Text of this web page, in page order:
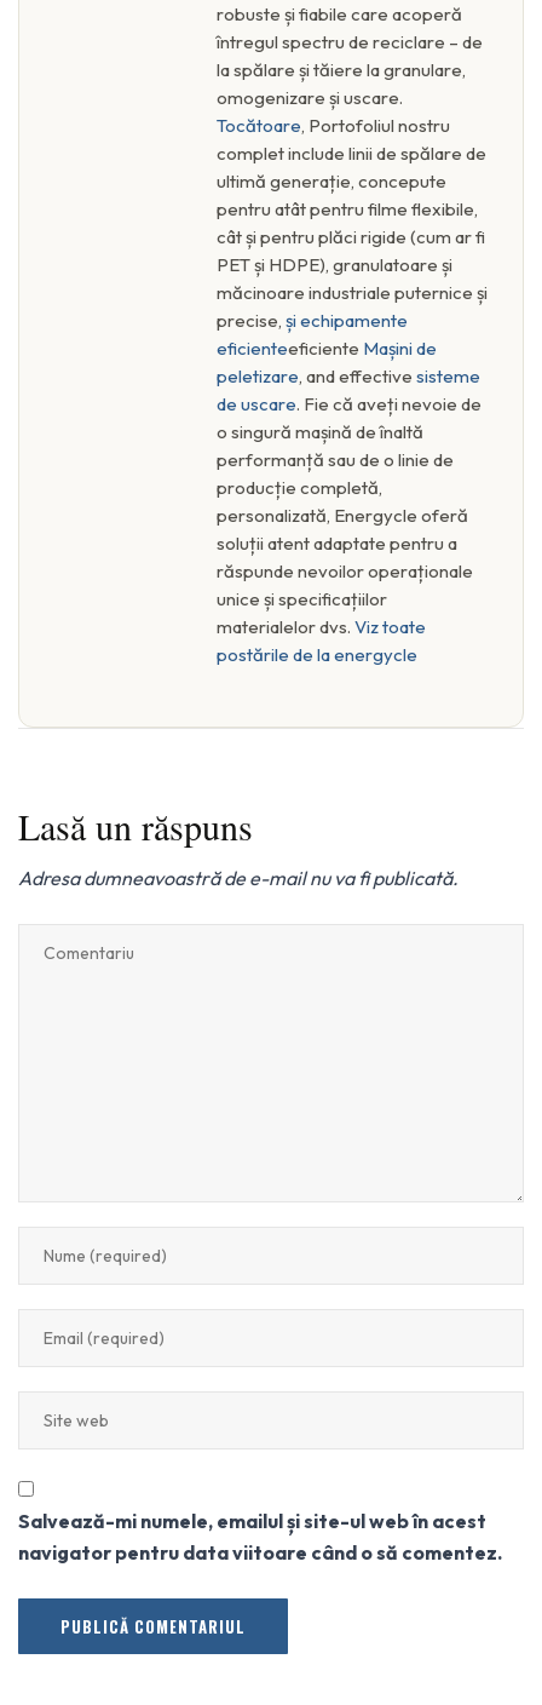
robuste și fiabile care acoperă
întregul spectru de reciclare – de
la spălare și tăiere la granulare,
omogenizare și uscare.
Tocătoare, Portofoliul nostru
complet include linii de spălare de
ultimă generație, concepute
pentru atât pentru filme flexibile,
cât și pentru plăci rigide (cum ar fi
PET și HDPE), granulatoare și
măcinoare industriale puternice și
precise, și echipamente
eficienteeficiente Mașini de
peletizare, and effective sisteme
de uscare. Fie că aveți nevoie de
o singură mașină de înaltă
performanță sau de o linie de
producție completă,
personalizată, Energycle oferă
soluții atent adaptate pentru a
răspunde nevoilor operaționale
unice și specificațiilor
materialelor dvs. Viz toate
postările de la energycle
Lasă un răspuns
Adresa dumneavoastră de e-mail nu va fi publicată.
Salvează-mi numele, emailul și site-ul web în acest
navigator pentru data viitoare când o să comentez.